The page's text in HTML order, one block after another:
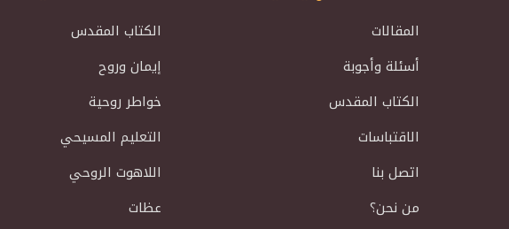
المقالات
أسئلة وأجوبة
الكتاب المقدس
الاقتباسات
اتصل بنا
من نحن؟
الكتاب المقدس
إيمان وروح
خواطر روحية
التعليم المسيحي
اللاهوت الروحي
عظات